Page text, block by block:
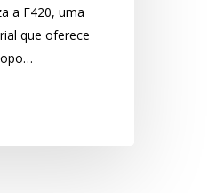
a F420, uma
que oferece